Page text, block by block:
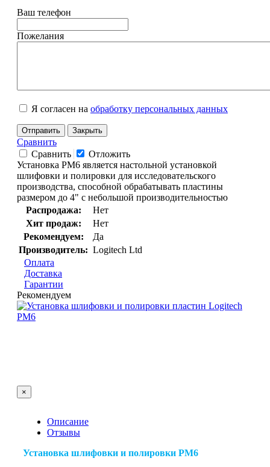
Ваш телефон
Пожелания
Я согласен на обработку персональных данных
Отправить Закрыть
Сравнить
Сравнить
Отложить
Установка PM6 является настольной установкой
шлифовки и полировки для исследовательского
производства, способной обрабатывать пластины
размером до 4" с небольшой производительностью
Распродажа:
Нет
Хит продаж:
Нет
Рекомендуем:
Да
Производитель: Logitech Ltd
Оплата
Доставка
Гарантии
Рекомендуем
×
Описание
Отзывы
Установка шлифовки и полировки PM6